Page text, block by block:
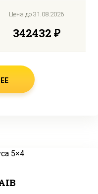
Цена до 31.08.2026
342432 ₽